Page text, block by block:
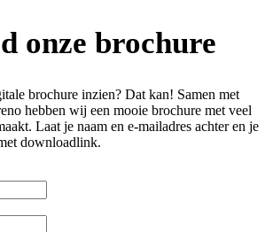
onze brochure
brochure inzien? Dat kan! Samen met
hebben wij een mooie brochure met veel
Laat je naam en e-mailadres achter en je
downloadlink.